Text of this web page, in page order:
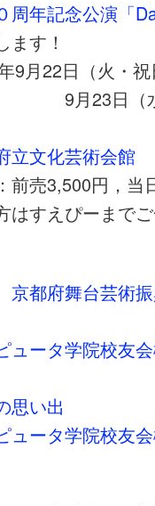
周年記念公演「
ます！
9月22日（火・
（水・祝日
立文化芸術会館
前売3,500円，当
はすえぴーまで
都府舞台芸術
ュータ学院校友
思い出
ュータ学院校友